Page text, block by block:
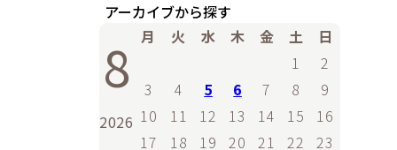
アーカイブから探す
8
2026
月 火 水 木 金 土
日
1
2
3
4 5 6 7 8
9
10
11 12 13 14 15
16
17
18 19 20 21 22 23